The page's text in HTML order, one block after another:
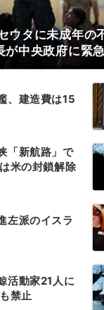
ウタに未成年の
が中央政府に緊
、建造費は15
「新航路」で
米の封鎖解除
左派のイスラ
活動家21人に
禁止